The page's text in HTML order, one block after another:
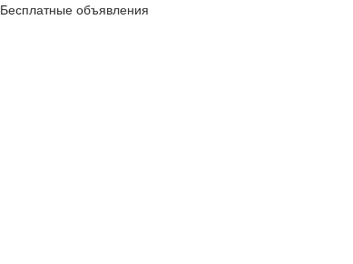
Бесплатные объявления